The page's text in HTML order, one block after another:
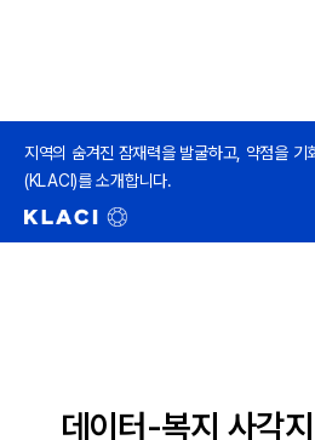
지역의 숨겨진 잠재력을 발굴하고, 약점을 기
(KLACI)를 소개합니다.
데이터-복지 사각